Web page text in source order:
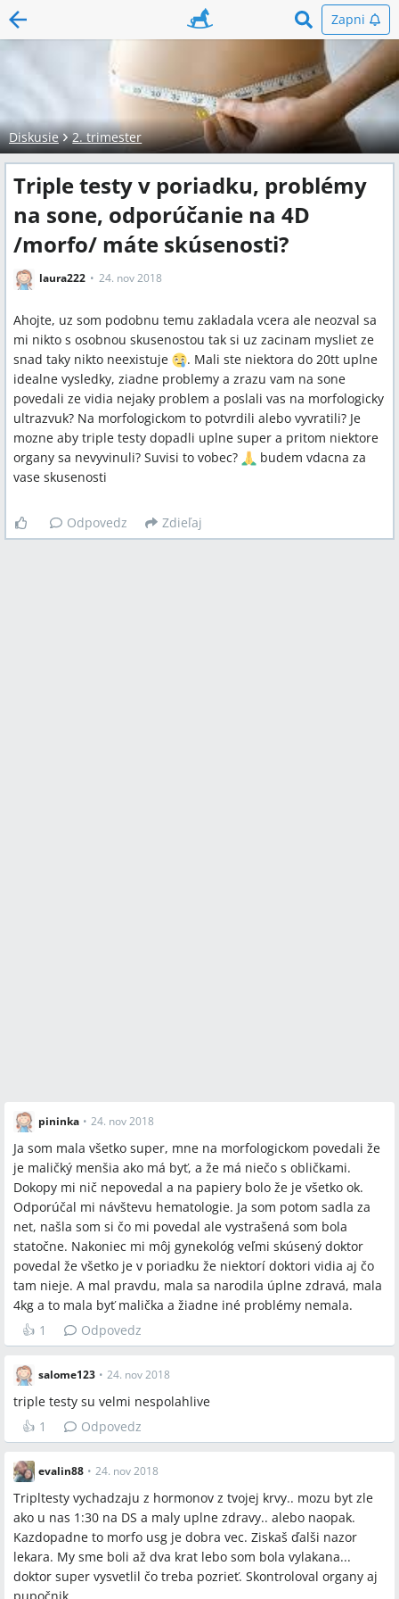
Zapni
Diskusie 2. trimester
Triple testy v poriadku, problémy
na sone, odporúčanie na 4D
/morfo/ máte skúsenosti?
laura222 24. nov 2018
Ahojte, uz som podobnu temu zakladala vcera ale neozval sa
mi nikto s osobnou skusenostou tak si uz zacinam mysliet ze
snad taky nikto neexistuje
. Mali ste niektora do 20tt uplne
idealne vysledky, ziadne problemy a zrazu vam na sone
povedali ze vidia nejaky problem a poslali vas na morfologicky
ultrazvuk? Na morfologickom to potvrdili alebo vyvratili? Je
mozne aby triple testy dopadli uplne super a pritom niektore
organy sa nevyvinuli? Suvisi to vobec?
budem vdacna za
vase skusenosti
Odpovedz Zdieľaj
pininka • 24. nov 2018
Ja som mala všetko super, mne na morfologickom povedali že
je maličký menšia ako má byť, a že má niečo s obličkami.
Dokopy mi nič nepovedal a na papiery bolo že je všetko ok.
Odporúčal mi návštevu hematologie. Ja som potom sadla za
net, našla som si čo mi povedal ale vystrašená som bola
statočne. Nakoniec mi môj gynekológ veľmi skúsený doktor
povedal že všetko je v poriadku že niektorí doktori vidia aj čo
tam nieje. A mal pravdu, mala sa narodila úplne zdravá, mala
4kg a to mala byť malička a žiadne iné problémy nemala.
👍 1 Odpovedz
salome123 • 24. nov 2018
triple testy su velmi nespolahlive
👍 1 Odpovedz
evalin88 • 24. nov 2018
Tripltesty vychadzaju z hormonov z tvojej krvy.. mozu byt zle
ako u nas 1:30 na DS a maly uplne zdravy.. alebo naopak.
Kazdopadne to morfo usg je dobra vec. Ziskaš ďalši nazor
lekara. My sme boli až dva krat lebo som bola vylakana...
doktor super vysvetlil čo treba pozrieť. Skontroloval organy aj